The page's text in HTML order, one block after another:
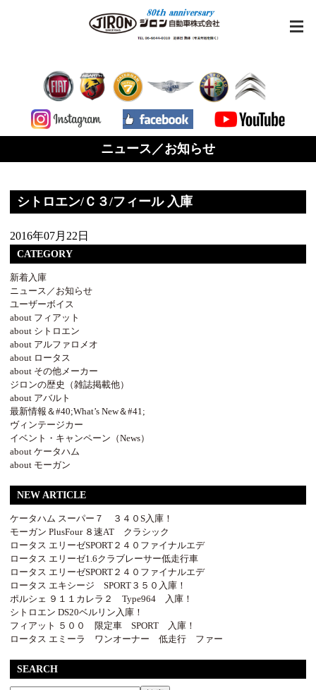
ニュース／お知らせ
シトロエン/Ｃ３/フィール 入庫
2016年07月22日
CATEGORY
新着入庫
ニュース／お知らせ
ユーザーボイス
about フィアット
about シトロエン
about アルファロメオ
about ロータス
about その他メーカー
ジロンの歴史（雑誌掲載他）
about アバルト
最新情報＆#40;What’s New＆#41;
ヴィンテージカー
イベント・キャンペーン（News）
about ケータハム
about モーガン
NEW ARTICLE
ケータハム スーパー７ ３４０S入庫！
モーガン PlusFour ８速AT クラシック
ロータス エリーゼSPORT２４０ファイナルエデ
ロータス エリーゼ1.6クラブレーサー低走行車
ロータス エリーゼSPORT２４０ファイナルエデ
ロータス エキシージ SPORT３５０入庫！
ポルシェ ９１１カレラ２ Type964 入庫！
シトロエン DS20ベルリン入庫！
フィアット ５００ 限定車 SPORT 入庫！
ロータス エミーラ ワンオーナー 低走行 ファー
SEARCH